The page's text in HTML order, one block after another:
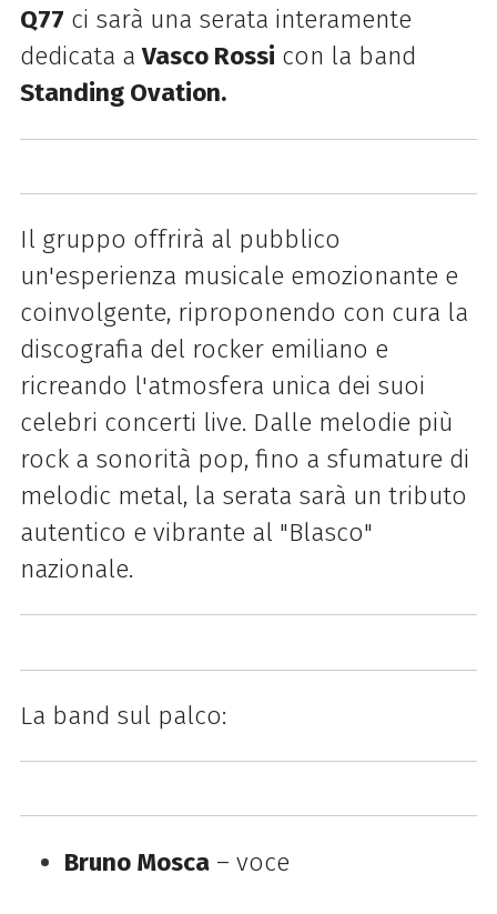
Q77 ci sarà una serata interamente
dedicata aVasco Rossi con la band
Standing Ovation.
Il gruppo offrirà al pubblico
un'esperienza musicale emozionante e
coinvolgente, riproponendo con cura la
discografia del rocker emiliano e
ricreando l'atmosfera unica dei suoi
celebri concerti live. Dalle melodie più
rock a sonorità pop, fino a sfumature di
melodic metal, la serata sarà un tributo
autentico e vibrante al "Blasco"
nazionale.
La band sul palco:
Bruno Mosca– voce